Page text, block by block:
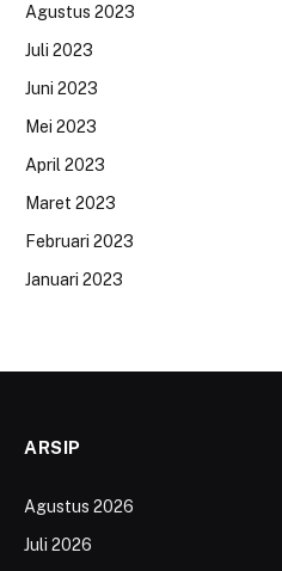
Agustus 2023
Juli 2023
Juni 2023
Mei 2023
April 2023
Maret 2023
Februari 2023
Januari 2023
ARSIP
Agustus 2026
Juli 2026